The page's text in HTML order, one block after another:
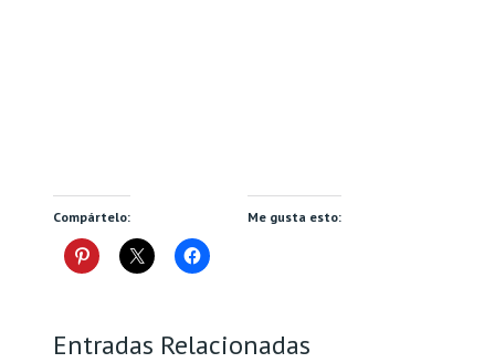
Compártelo: Me gusta esto:
Entradas Relacionadas